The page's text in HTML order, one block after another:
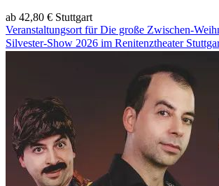
ab 42,80 € Stuttgart
Veranstaltungsort für Die große Zwischen-
Silvester-Show 2026 im Renitenztheater